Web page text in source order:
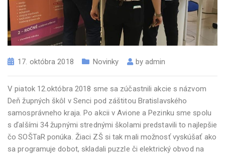
17. októbra 2018 Novinky by admin
V piatok 12.októbra 2018 sme sa zúčastnili akcie s názvom
Deň župných škôl v Senci pod záštitou Bratislavského
samosprávneho kraja. Po akcii v Avione a Pezinku sme spolu
s ďalšími 34 župnými strednými školami predstavili to najlepšie
čo SOŠTaR ponúka. Žiaci ZŠ si tak mali možnosť vyskúšať ako
sa programuje dobot, skladali puzzle či elektrický obvod na